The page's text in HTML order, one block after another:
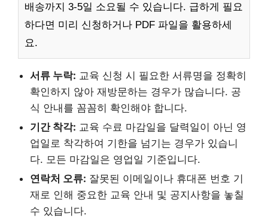
배송까지 3-5일 소요될 수 있습니다. 급하게 필요
하다면 미리 신청하거나 PDF 파일을 활용하세
요.
서류 누락: 교육 신청 시 필요한 서류명을 정확히
확인하지 않아 재방문하는 경우가 많습니다. 공
식 안내를 꼼꼼히 확인해야 합니다.
기간 착각: 교육 수료 마감일을 달력일이 아닌 영
업일로 착각하여 기한을 넘기는 경우가 있습니
다. 모든 마감일은 영업일 기준입니다.
연락처 오류: 잘못된 이메일이나 휴대폰 번호 기
재로 인해 중요한 교육 안내 및 공지사항을 놓칠
수 있습니다.